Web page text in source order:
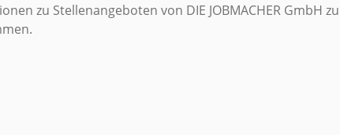
zu Stellenangeboten von DIE JOBMACHER GmbH